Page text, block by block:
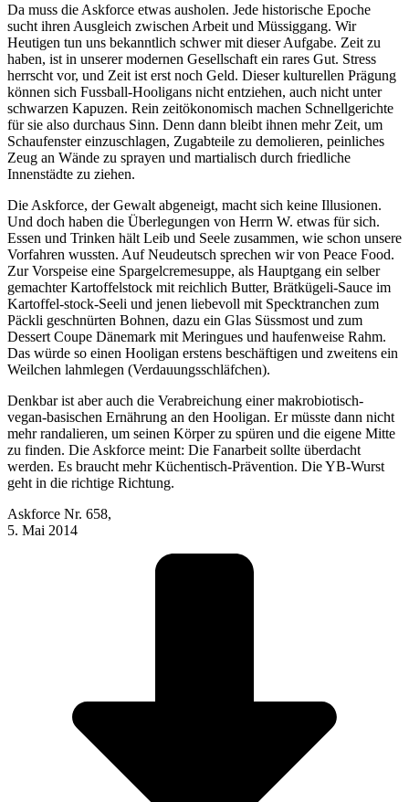
Da muss die Askforce etwas ausholen. Jede historische Epoche
sucht ihren Ausgleich zwischen Arbeit und Müssiggang. Wir
Heutigen tun uns bekanntlich schwer mit dieser Aufgabe. Zeit zu
haben, ist in unserer modernen Gesellschaft ein rares Gut. Stress
herrscht vor, und Zeit ist erst noch Geld. Dieser kulturellen Prägung
können sich Fussball-Hooligans nicht entziehen, auch nicht unter
schwarzen Kapuzen. Rein zeitökonomisch machen Schnellgerichte
für sie also durchaus Sinn. Denn dann bleibt ihnen mehr Zeit, um
Schaufenster einzuschlagen, Zugabteile zu demolieren, peinliches
Zeug an Wände zu sprayen und martialisch durch friedliche
Innenstädte zu ziehen.
Die Askforce, der Gewalt abgeneigt, macht sich keine Illusionen.
Und doch haben die Überlegungen von Herrn W. etwas für sich.
Essen und Trinken hält Leib und Seele zusammen, wie schon unsere
Vorfahren wussten. Auf Neudeutsch sprechen wir von Peace Food.
Zur Vorspeise eine Spargelcremesuppe, als Hauptgang ein selber
gemachter Kartoffelstock mit reichlich Butter, Brätkügeli-Sauce im
Kartoffel-stock-Seeli und jenen liebevoll mit Specktranchen zum
Päckli geschnürten Bohnen, dazu ein Glas Süssmost und zum
Dessert Coupe Dänemark mit Meringues und haufenweise Rahm.
Das würde so einen Hooligan erstens beschäftigen und zweitens ein
Weilchen lahmlegen (Verdauungsschläfchen).
Denkbar ist aber auch die Verabreichung einer makrobiotisch-
vegan-basischen Ernährung an den Hooligan. Er müsste dann nicht
mehr randalieren, um seinen Körper zu spüren und die eigene Mitte
zu finden. Die Askforce meint: Die Fanarbeit sollte überdacht
werden. Es braucht mehr Küchentisch-Prävention. Die YB-Wurst
geht in die richtige Richtung.
Askforce Nr. 658,
5. Mai 2014